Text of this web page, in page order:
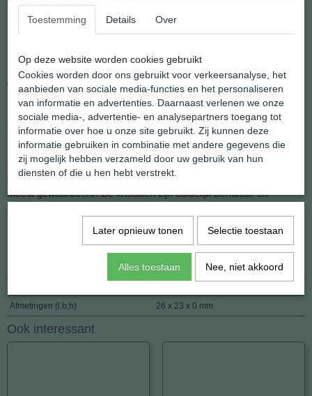
Mooi gesneden hanger van natuurlijk kristal.
mm. Gewicht: 8 gram.
Bestel nu....
Wij doen er een zwart koordje bij om direct te kunnen dragen.
Het kristal met zeshoekige punt is de ingeburgerde naam voor
zuivere, waterheldere kwarts. Kwarts is een zeer veel voorkomend
mineraal. Het is vaak onderdeel van andere gesteentes. Het kristal
is volkomen doorzichtig als glas, tot melkachtig wit door ingesloten
piepkleine luchtbelletjes. Is het helemaal wit, wordt het melkkwarts
of sneeuwkwartsgenoemd. De meest transparante vorm wordt het
meest gewaardeerd. De kristallen zijn duidelijk zichtbaar en
Specificaties
8720195863601
Afmetingen (l,b,h) 26 x 23 x 0 mm
Ook interessant
Toestemming Details Over
Op deze website worden cookies gebruikt
Cookies worden door ons gebruikt voor verkeersanalyse, het
aanbieden van sociale media-functies en het personaliseren
van informatie en advertenties. Daarnaast verlenen we onze
sociale media-, advertentie- en analysepartners toegang tot
informatie over hoe u onze site gebruikt. Zij kunnen deze
informatie gebruiken in combinatie met andere gegevens die
zij mogelijk hebben verzameld door uw gebruik van hun
diensten of die u hen hebt verstrekt.
Later opnieuw tonen Selectie toestaan
Alles toestaan Nee, niet akkoord